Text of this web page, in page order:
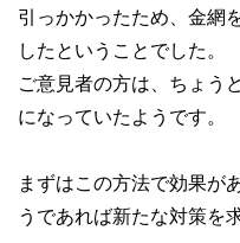
引っかかったため、金網
したということでした。
ご意見者の方は、ちょう
になっていたようです。
まずはこの方法で効果が
うであれば新たな対策を